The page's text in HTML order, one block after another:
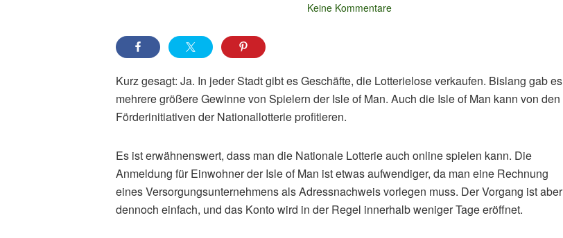
Keine Kommentare
Kurz gesagt: Ja. In jeder Stadt gibt es Geschäfte, die Lotterielose verkaufen. Bislang gab es
mehrere größere Gewinne von Spielern der Isle of Man. Auch die Isle of Man kann von den
Förderinitiativen der Nationallotterie profitieren.
Es ist erwähnenswert, dass man die Nationale Lotterie auch online spielen kann. Die
Anmeldung für Einwohner der Isle of Man ist etwas aufwendiger, da man eine Rechnung
eines Versorgungsunternehmens als Adressnachweis vorlegen muss. Der Vorgang ist aber
dennoch einfach, und das Konto wird in der Regel innerhalb weniger Tage eröffnet.